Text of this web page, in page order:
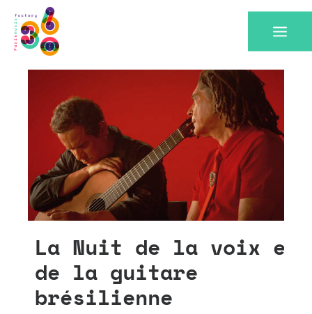
La Nuit de la voix et
de la guitare
brésilienne